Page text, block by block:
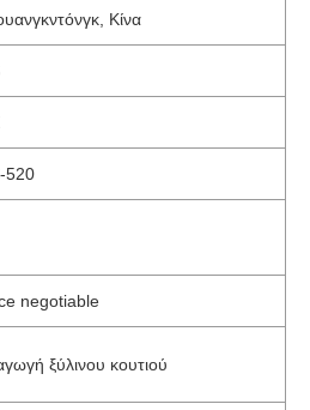
Κίνα
520
negotiable
ξύλινου κουτιού